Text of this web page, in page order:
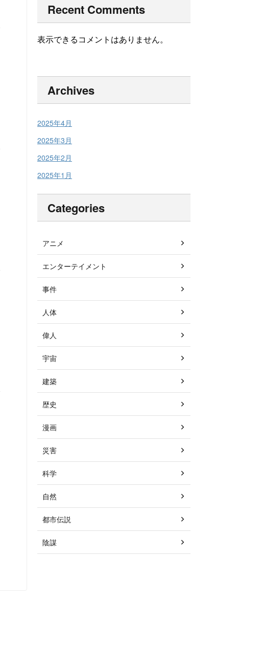
Recent Comments
表示できるコメントはありません。
Archives
2025年4月
2025年3月
2025年2月
2025年1月
Categories
アニメ
エンターテイメント
事件
人体
偉人
宇宙
建築
歴史
漫画
災害
科学
自然
都市伝説
陰謀